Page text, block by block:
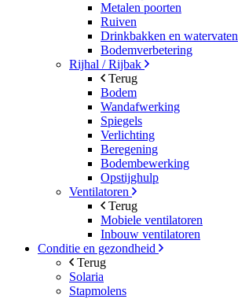
Metalen poorten
Ruiven
Drinkbakken en watervaten
Bodemverbetering
Rijhal / Rijbak
Terug
Bodem
Wandafwerking
Spiegels
Verlichting
Beregening
Bodembewerking
Opstijghulp
Ventilatoren
Terug
Mobiele ventilatoren
Inbouw ventilatoren
Conditie en gezondheid
Terug
Solaria
Stapmolens